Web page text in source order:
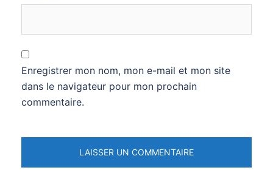
Enregistrer mon nom, mon e-mail et mon site
dans le navigateur pour mon prochain
commentaire.